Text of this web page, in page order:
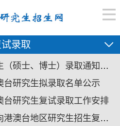
录取
关于2026年拟录取研究生（硕士、博士）录取通知书邮寄的通知
台研究生拟录取名单公示
台研究生复试录取工作安排
中央民族大学2025年面向港澳台地区研究生招生复试录取工作安排